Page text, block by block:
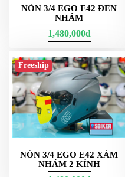
NÓN 3/4 EGO E42 ĐEN
NHÁM
1,480,000đ
Freeship
NÓN 3/4 EGO E42 XÁM
NHÁM 2 KÍNH